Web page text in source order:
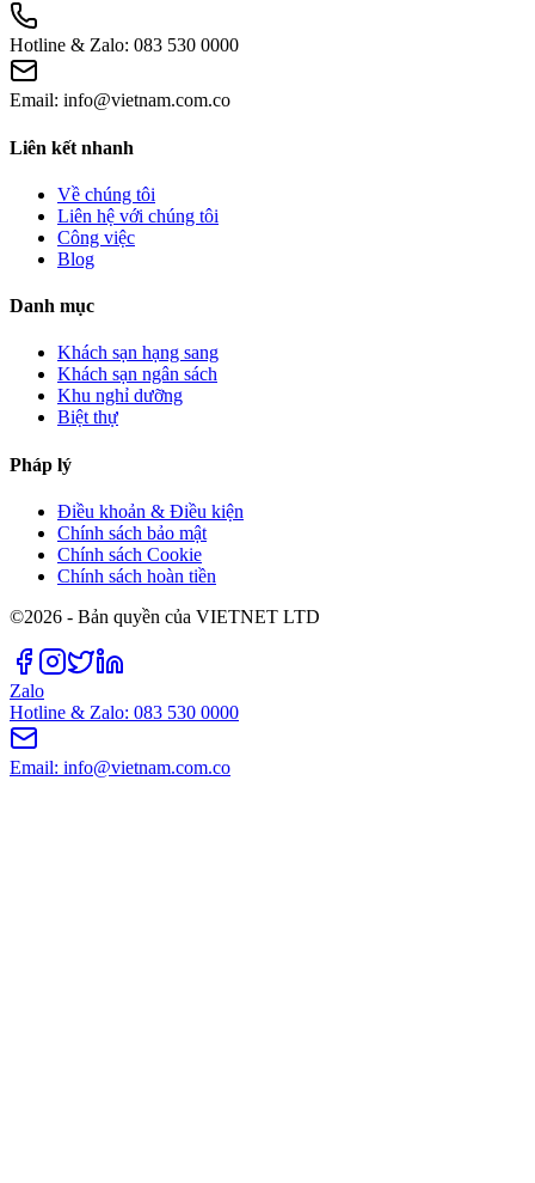
Hotline & Zalo: 083 530 0000
Email: info@vietnam.com.co
Liên kết nhanh
Về chúng tôi
Liên hệ với chúng tôi
Công việc
Blog
Danh mục
Khách sạn hạng sang
Khách sạn ngân sách
Khu nghỉ dưỡng
Biệt thự
Pháp lý
Điều khoản & Điều kiện
Chính sách bảo mật
Chính sách Cookie
Chính sách hoàn tiền
©2026 - Bản quyền của VIETNET LTD
Zalo
Hotline & Zalo: 083 530 0000
Email: info@vietnam.com.co